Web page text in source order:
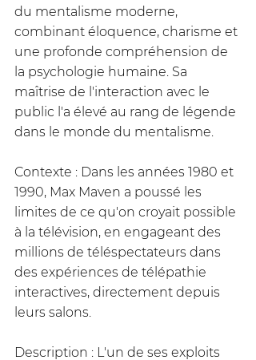
du mentalisme moderne,
combinant éloquence, charisme et
une profonde compréhension de
la psychologie humaine. Sa
maîtrise de l'interaction avec le
public l'a élevé au rang de légende
dans le monde du mentalisme.
Contexte : Dans les années 1980 et
1990, Max Maven a poussé les
limites de ce qu'on croyait possible
à la télévision, en engageant des
millions de téléspectateurs dans
des expériences de télépathie
interactives, directement depuis
leurs salons.
Description : L'un de ses exploits